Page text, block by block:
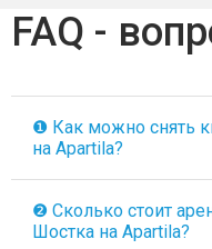
FAQ -
❶ Как можно снять
на Apartila?
❷ Сколько стоит
Шостка на Apartila?